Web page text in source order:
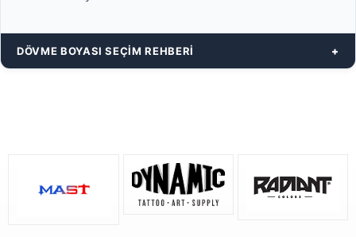
DÖVME BOYASI SEÇIM REHBERI